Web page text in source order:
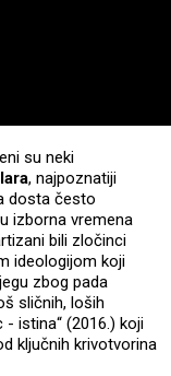
su neki
, najpoznatiji
dosta često
izborna vremena
bili zločinci
ideologijom koji
zbog pada
sličnih, loših
istina“ (2016.) koji
ključnih krivotvorina